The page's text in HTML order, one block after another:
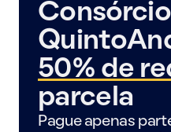
Consórcio
50% de
parcela
Pague apenas